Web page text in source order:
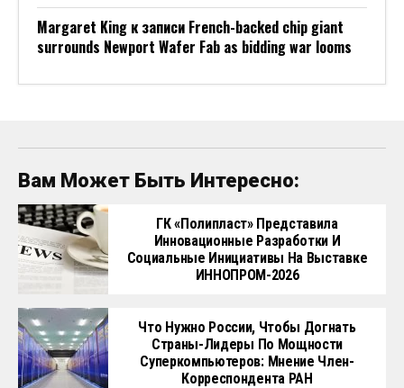
Margaret King к записи French-backed chip giant
surrounds Newport Wafer Fab as bidding war looms
Вам Может Быть Интересно:
ГК «Полипласт» Представила
Инновационные Разработки И
Социальные Инициативы На Выставке
ИННОПРОМ-2026
Что Нужно России, Чтобы Догнать
Страны-Лидеры По Мощности
Суперкомпьютеров: Мнение Член-
Корреспондента РАН